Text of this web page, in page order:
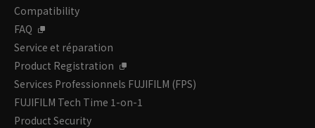
Compatibility
FAQ
Service et réparation
Product Registration
Services Professionnels FUJIFILM (FPS)
FUJIFILM Tech Time 1-on-1
Product Security